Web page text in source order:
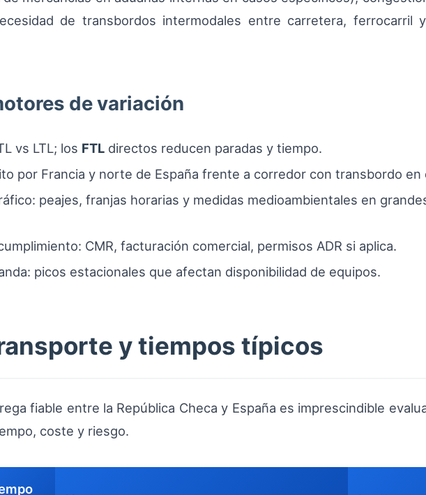
de transbordos intermodales entre carretera, ferrocarril
de variación
vs LTL; los FTL directos reducen paradas y tiempo.
por Francia y norte de España frente a corredor con transbordo en
peajes, franjas horarias y medidas medioambientales en
CMR, facturación comercial, permisos ADR si aplica.
picos estacionales que afectan disponibilidad de equipos.
y tiempos típicos
fiable entre la República Checa y España es imprescindible
coste y riesgo.